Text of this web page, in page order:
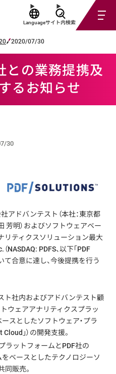
Languageサイト内検索
2020/07/30
との業務提携及
るお知らせ
30
アドバンテスト（本社：東京都
明）およびソフトウェアベー
リティクスソリューション最大
PDFS、以下「PDF
て合意に達し、今後提携を行う
ト社内およびアドバンテスト顧
ウェアアナリティクスプラッ
ースとしたソフトウェア・プラ
」）の開発支援。
ラットフォームとPDF社の
ベースとしたテクノロジーソ
同販売。